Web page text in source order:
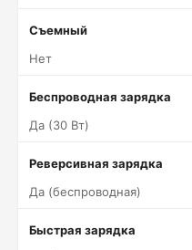
Съемный
Нет
Беспроводная зарядка
Да (30 Вт)
Реверсивная зарядка
Да (беспроводная)
Быстрая зарядка